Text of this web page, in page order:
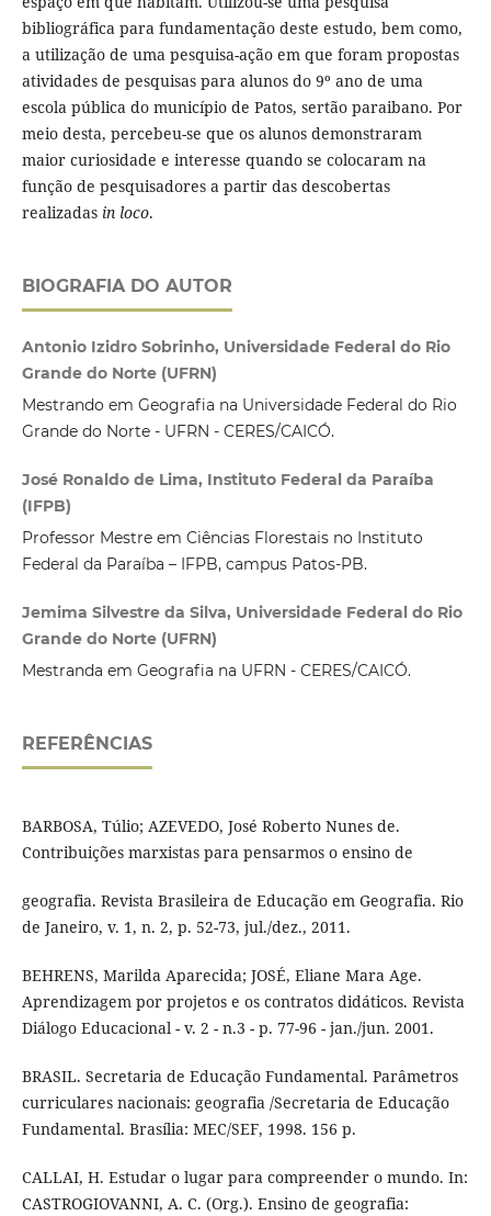
bibliográfica para fundamentação deste estudo, bem como,
a utilização de uma pesquisa-ação em que foram propostas
atividades de pesquisas para alunos do 9º ano de uma
escola pública do município de Patos, sertão paraibano. Por
meio desta, percebeu-se que os alunos demonstraram
maior curiosidade e interesse quando se colocaram na
função de pesquisadores a partir das descobertas
realizadas in loco.
BIOGRAFIA DO AUTOR
Antonio Izidro Sobrinho, Universidade Federal do Rio
Grande do Norte (UFRN)
Mestrando em Geografia na Universidade Federal do Rio
Grande do Norte - UFRN - CERES/CAICÓ.
José Ronaldo de Lima, Instituto Federal da Paraíba
(IFPB)
Professor Mestre em Ciências Florestais no Instituto
Federal da Paraíba – IFPB, campus Patos-PB.
Jemima Silvestre da Silva, Universidade Federal do Rio
Grande do Norte (UFRN)
Mestranda em Geografia na UFRN - CERES/CAICÓ.
REFERÊNCIAS
BARBOSA, Túlio; AZEVEDO, José Roberto Nunes de.
Contribuições marxistas para pensarmos o ensino de
geografia. Revista Brasileira de Educação em Geografia. Rio
de Janeiro, v. 1, n. 2, p. 52-73, jul./dez., 2011.
BEHRENS, Marilda Aparecida; JOSÉ, Eliane Mara Age.
Aprendizagem por projetos e os contratos didáticos. Revista
Diálogo Educacional - v. 2 - n.3 - p. 77-96 - jan./jun. 2001.
BRASIL. Secretaria de Educação Fundamental. Parâmetros
curriculares nacionais: geografia /Secretaria de Educação
Fundamental. Brasília: MEC/SEF, 1998. 156 p.
CALLAI, H. Estudar o lugar para compreender o mundo. In:
CASTROGIOVANNI, A. C. (Org.). Ensino de geografia: